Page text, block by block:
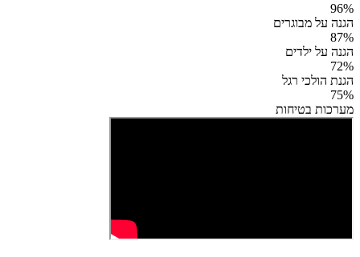
96%
הגנה על מבוגרים
87%
הגנה על ילדים
72%
הגנת הולכי רגל
75%
מערכות בטיחות